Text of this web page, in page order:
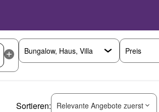
Preis
Sortieren: Relevante Angebote zuerst